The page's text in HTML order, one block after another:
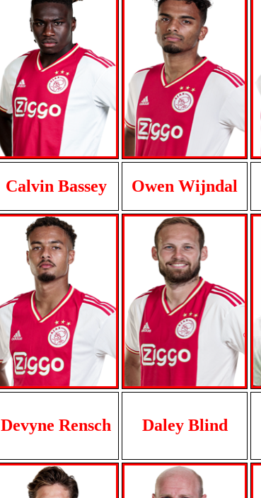
Calvin Bassey Owen Wijndal
Devyne Rensch Daley Blind